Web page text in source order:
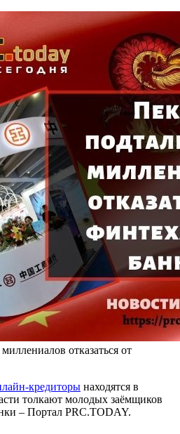
отказаться от
кредиторы находятся в
толкают молодых заёмщиков
– Портал PRC.TODAY.